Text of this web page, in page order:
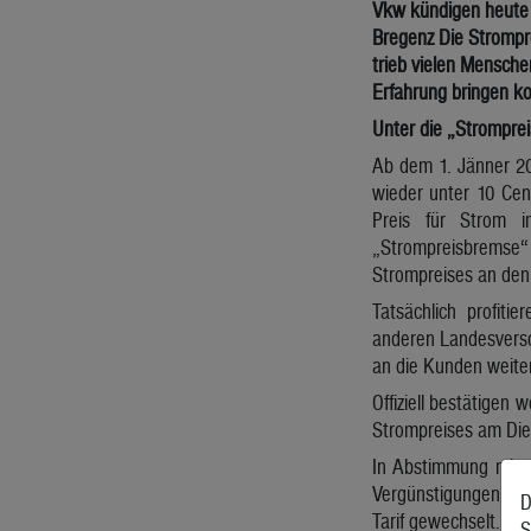
Vkw kündigen
Bregenz Die
trieb vielen
Erfahrung bringen
Unter die
Ab dem 1. Jänner
wieder unter 10
Preis für Strom
Strompreises an
Tatsächlich
anderen
an die Kunden
Offiziell bestätigen
Strompreises am
In Abstimmung mit
Vergünstigungen
Tarif gewechselt.